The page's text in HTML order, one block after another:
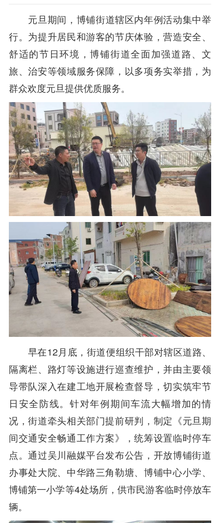
元旦期间，博铺街道辖区内年例活动集中举
行。为提升居民和游客的节庆体验，营造安全、
舒适的节日环境，博铺街道全面加强道路、文
旅、治安等领域服务保障，以多项务实举措，为
群众欢度元旦提供优质服务。
早在12月底，街道便组织干部对辖区道路、
隔离栏、路灯等设施进行巡查维护，并由主要领
导带队深入在建工地开展检查督导，切实筑牢节
日安全防线。针对年例期间车流大幅增加的情
况，街道牵头相关部门提前研判，制定《元旦期
间交通安全畅通工作方案》，统筹设置临时停车
点。通过吴川融媒平台发布公告，开放博铺街道
办事处大院、中华路三角勒塘、博铺中心小学、
博铺第一小学等4处场所，供市民游客临时停放车
辆。